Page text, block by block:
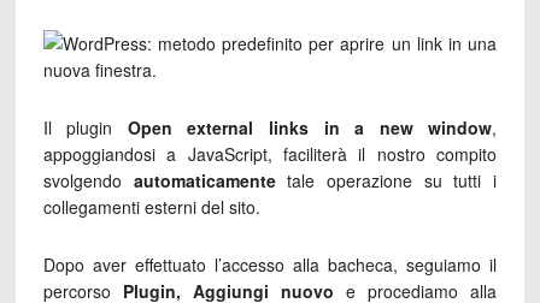
Il plugin Open external links in a new window,
appoggiandosi a JavaScript, faciliterà il nostro compito
svolgendo automaticamentetale operazione su tutti i
collegamenti esterni del sito.
Dopo aver effettuato l’accesso alla bacheca, seguiamo il
percorso Plugin, Aggiungi nuovo e procediamo alla